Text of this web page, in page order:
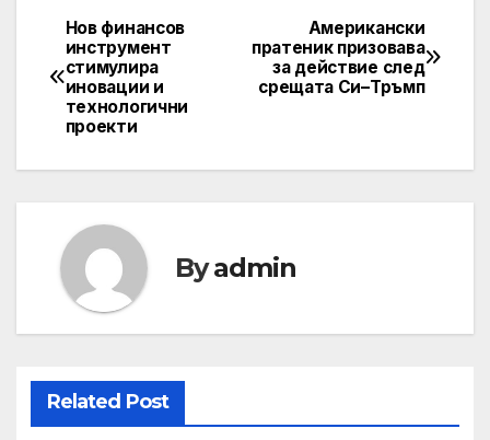
Post
navigation
Американски
пратеник призовава
за действие след
срещата Си–Тръмп
Нов финансов
инструмент
стимулира
иновации и
технологични
проекти
Byadmin
Related Post